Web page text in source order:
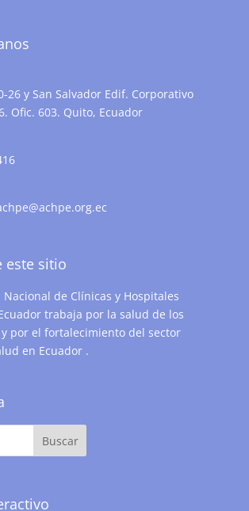
26 y San Salvador Edif. Corporativo
Ofic. 603. Quito, Ecuador
este sitio
Nacional de Clínicas y Hospitales
trabaja por la salud de los
por el fortalecimiento del sector
en Ecuador .